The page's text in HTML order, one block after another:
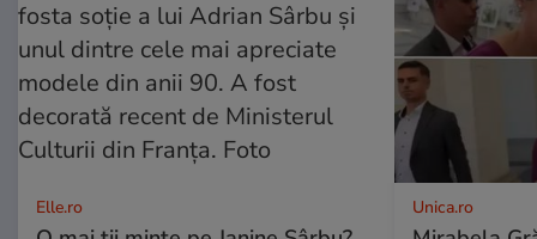
Elle.ro Unica.ro